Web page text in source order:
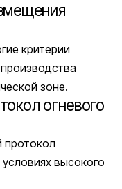
критерии
зоне.
огневого
протокол
высокого